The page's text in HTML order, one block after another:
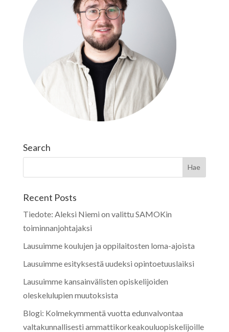
Search
Recent Posts
Tiedote: Aleksi Niemi on valittu SAMOKin
toiminnanjohtajaksi
Lausuimme koulujen ja oppilaitosten loma-ajoista
Lausuimme esityksestä uudeksi opintoetuuslaiksi
Lausuimme kansainvälisten opiskelijoiden
oleskelulupien muutoksista
Blogi: Kolmekymmentä vuotta edunvalvontaa
valtakunnallisesti ammattikorkeakouluopiskelijoille